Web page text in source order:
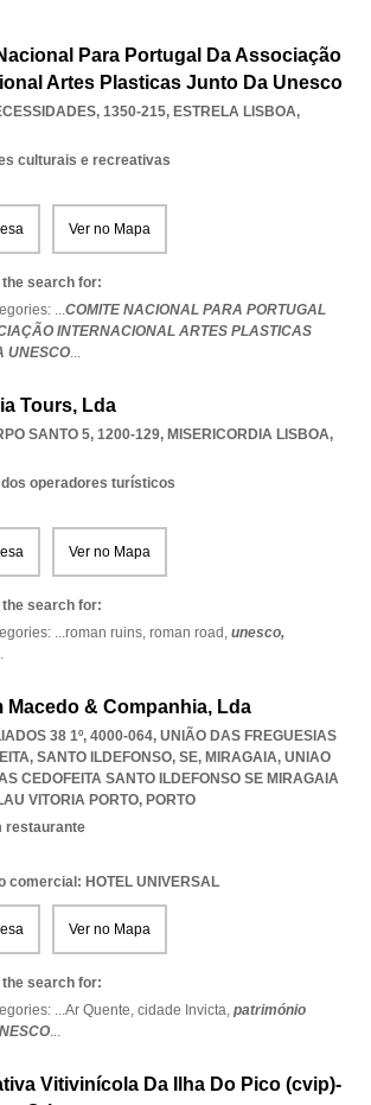
Para Portugal Da Associação
Artes Plasticas Junto Da Unesco
1350-215, ESTRELA LISBOA,
culturais e recreativas
Ver no Mapa
the search for:
...COMITE NACIONAL PARA PORTUGAL
INTERNACIONAL ARTES PLASTICAS
UNESCO...
Tours, Lda
SANTO 5, 1200-129, MISERICORDIA LISBOA,
operadores turísticos
Ver no Mapa
the search for:
...roman ruins, roman road, unesco,
Macedo & Companhia, Lda
38 1º, 4000-064, UNIÃO DAS FREGUESIAS
SANTO ILDEFONSO, SE, MIRAGAIA, UNIAO
CEDOFEITA SANTO ILDEFONSO SE MIRAGAIA
VITORIA PORTO, PORTO
restaurante
comercial: HOTEL UNIVERSAL
Ver no Mapa
the search for:
...Ar Quente, cidade Invicta, património
...
Vitivinícola Da Ilha Do Pico (cvip)-